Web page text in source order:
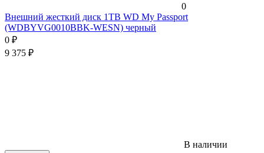
0
Внешний жесткий диск 1TB WD My Passport
(WDBYVG0010BBK-WESN) черный
0 ₽
9 375 ₽
В наличии